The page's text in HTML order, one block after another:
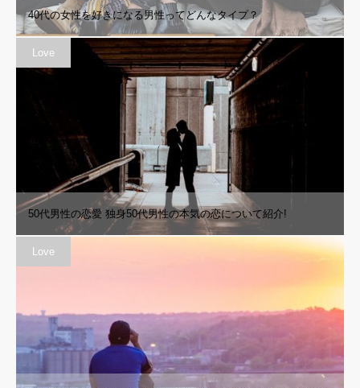
40代の女性を好きになる男性ってどんなタイプ？
Love
50代男性の恋愛 独身50代男性の本気の恋について紹介!
Love